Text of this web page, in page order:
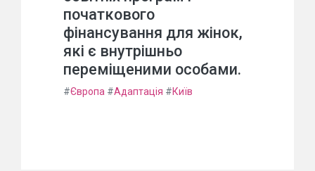
початкового
фінансування для жінок,
які є внутрішньо
переміщеними особами.
#Європа #Адаптація #Київ